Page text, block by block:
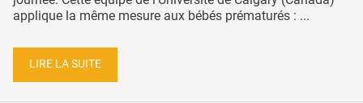
applique la même mesure aux bébés prématurés : ...
LIRE LA SUITE